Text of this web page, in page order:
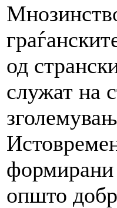
од
служат на
формирани
општо